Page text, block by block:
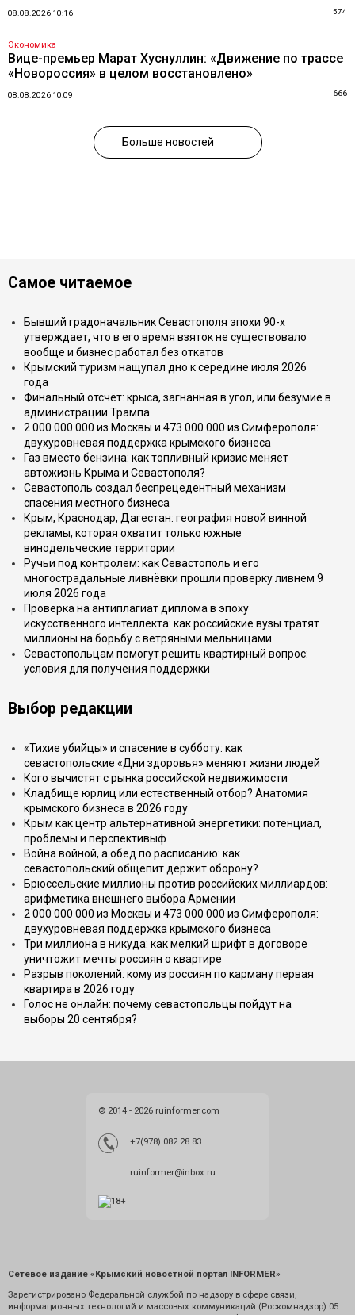
08.08.2026 10:16 574
Экономика
Вице-премьер Марат Хуснуллин: «Движение по трассе
«Новороссия» в целом восстановлено»
08.08.2026 10:09 666
Больше новостей
Самое читаемое
Бывший градоначальник Севастополя эпохи 90-х
утверждает, что в его время взяток не существовало
вообще и бизнес работал без откатов
Крымский туризм нащупал дно к середине июля 2026
года
Финальный отсчёт: крыса, загнанная в угол, или безумие в
администрации Трампа
2 000 000 000 из Москвы и 473 000 000 из Симферополя:
двухуровневая поддержка крымского бизнеса
Газ вместо бензина: как топливный кризис меняет
автожизнь Крыма и Севастополя?
Севастополь создал беспрецедентный механизм
спасения местного бизнеса
Крым, Краснодар, Дагестан: география новой винной
рекламы, которая охватит только южные
винодельческие территории
Ручьи под контролем: как Севастополь и его
многострадальные ливнёвки прошли проверку ливнем 9
июля 2026 года
Проверка на антиплагиат диплома в эпоху
искусственного интеллекта: как российские вузы тратят
миллионы на борьбу с ветряными мельницами
Севастопольцам помогут решить квартирный вопрос:
условия для получения поддержки
Выбор редакции
«Тихие убийцы» и спасение в субботу: как
севастопольские «Дни здоровья» меняют жизни людей
Кого вычистят с рынка российской недвижимости
Кладбище юрлиц или естественный отбор? Анатомия
крымского бизнеса в 2026 году
Крым как центр альтернативной энергетики: потенциал,
проблемы и перспективыф
Война войной, а обед по расписанию: как
севастопольский общепит держит оборону?
Брюссельские миллионы против российских миллиардов:
арифметика внешнего выбора Армении
2 000 000 000 из Москвы и 473 000 000 из Симферополя:
двухуровневая поддержка крымского бизнеса
Три миллиона в никуда: как мелкий шрифт в договоре
уничтожит мечты россиян о квартире
Разрыв поколений: кому из россиян по карману первая
квартира в 2026 году
Голос не онлайн: почему севастопольцы пойдут на
выборы 20 сентября?
© 2014 - 2026 ruinformer.com
+7(978) 082 28 83
ruinformer@inbox.ru
Сетевое издание «Крымский новостной портал INFORMER»
Зарегистрировано Федеральной службой по надзору в сфере связи,
информационных технологий и массовых коммуникаций (Роскомнадзор) 05